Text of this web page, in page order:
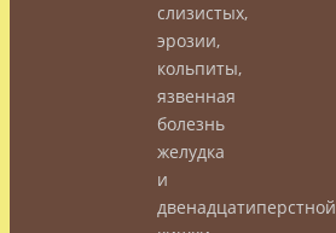
слизистых,
эрозии,
кольпиты,
язвенная
болезнь
желудка
и
двенадцатиперстной